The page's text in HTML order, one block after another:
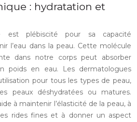
: hydratation et
est plébiscité pour sa capacité
l’eau dans la peau. Cette molécule
dans notre corps peut absorber
poids en eau. Les dermatologues
pour tous les types de peau,
peaux déshydratées ou matures.
à maintenir l’élasticité de la peau, à
rides fines et à donner un aspect